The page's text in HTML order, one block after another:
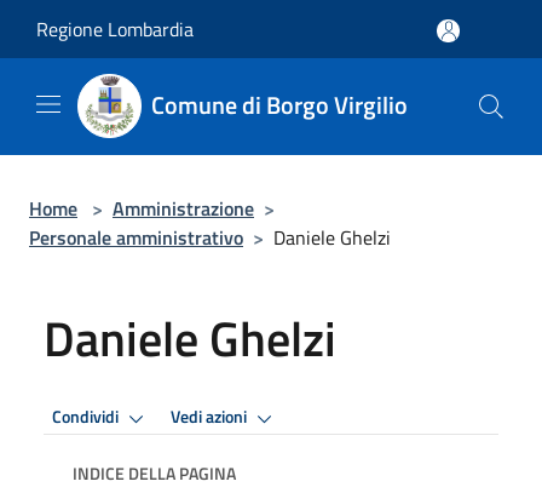
Regione Lombardia
Comune di Borgo Virgilio
Home > Amministrazione >
Personale amministrativo > Daniele Ghelzi
Daniele Ghelzi
Condividi Vedi azioni
INDICE DELLA PAGINA